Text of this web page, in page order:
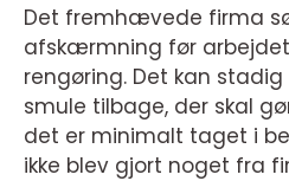
Det fremhævede firma
afskærmning før
rengøring. Det kan
smule tilbage, der skal
det er minimalt taget i
ikke blev gjort noget fra